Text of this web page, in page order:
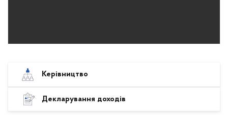
Керівництво
Декларування доходів